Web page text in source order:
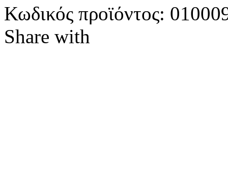
Κωδικός προϊόντος:
Share with